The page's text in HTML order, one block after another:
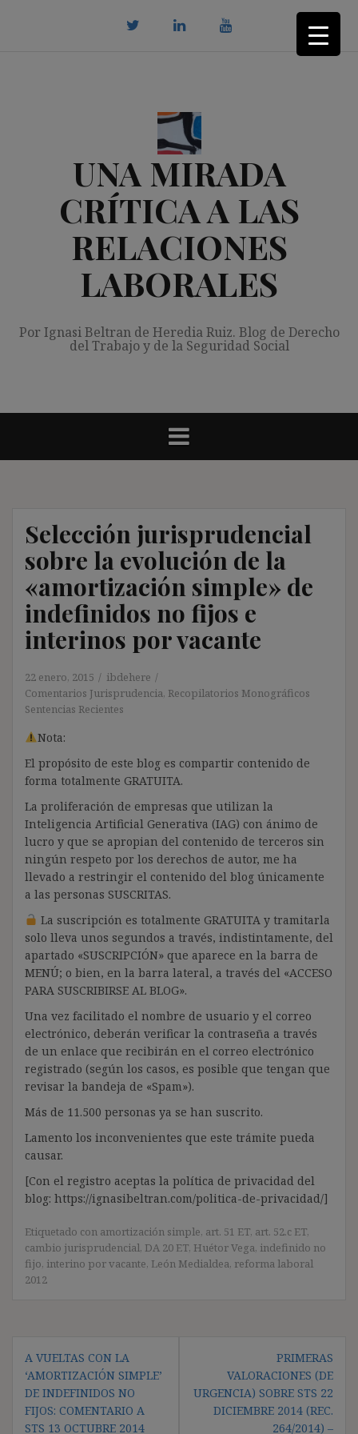
UNA MIRADA
CRÍTICA A LAS
RELACIONES
LABORALES
Por Ignasi Beltran de Heredia Ruiz. Blog de Derecho
del Trabajo y de la Seguridad Social
Selección jurisprudencial
sobre la evolución de la
«amortización simple» de
indefinidos no fijos e
interinos por vacante
22 enero, 2015
ibdehere
Comentarios Jurisprudencia, Recopilatorios Monográficos
Sentencias Recientes
Nota:
El propósito de este blog es compartir contenido de
forma totalmente GRATUITA.
La proliferación de empresas que utilizan la
Inteligencia Artificial Generativa (IAG) con ánimo de
lucro y que se apropian del contenido de terceros sin
ningún respeto por los derechos de autor, me ha
llevado a restringir el contenido del blog únicamente
a las personas SUSCRITAS.
La suscripción es totalmente GRATUITA y tramitarla
solo lleva unos segundos a través, indistintamente, del
apartado «SUSCRIPCIÓN» que aparece en la barra de
MENÚ; o bien, en la barra lateral, a través del «ACCESO
PARA SUSCRIBIRSE AL BLOG».
Una vez facilitado el nombre de usuario y el correo
electrónico, deberán verificar la contraseña a través
de un enlace que recibirán en el correo electrónico
registrado (según los casos, es posible que tengan que
revisar la bandeja de «Spam»).
Más de 11.500 personas ya se han suscrito.
Lamento los inconvenientes que este trámite pueda
causar.
[Con el registro aceptas la política de privacidad del
blog: https://ignasibeltran.com/politica-de-privacidad/]
Etiquetado con amortización simple, art. 51 ET, art. 52.c ET,
cambio jurisprudencial, DA 20 ET, Huétor Vega, indefinido no
fijo, interino por vacante, León Medialdea, reforma laboral
2012
de
entradas
A VUELTAS CON LA
‘AMORTIZACIÓN SIMPLE’
DE INDEFINIDOS NO
FIJOS: COMENTARIO A
STS 13 OCTUBRE 2014
PRIMERAS
VALORACIONES (DE
URGENCIA) SOBRE STS 22
DICIEMBRE 2014 (REC.
264/2014) –